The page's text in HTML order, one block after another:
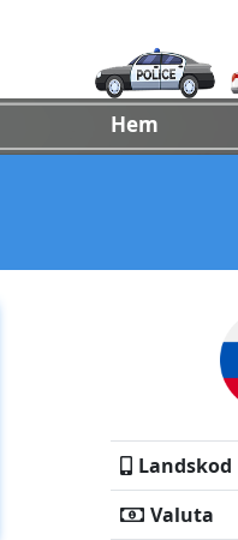
Hem
Landskod
Valuta